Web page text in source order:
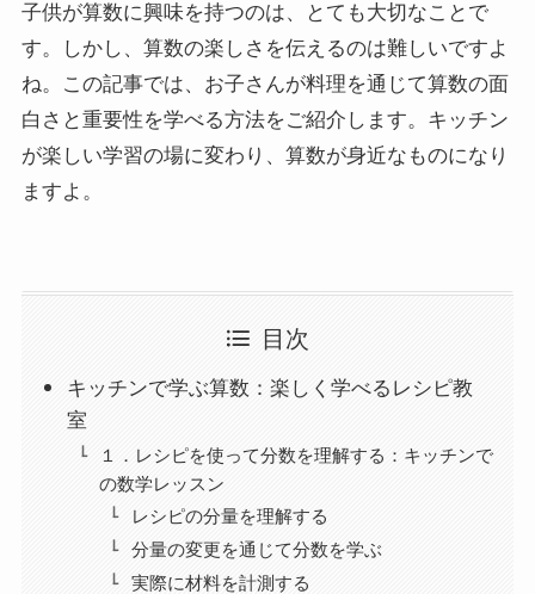
子供が算数に興味を持つのは、とても大切なことで
す。しかし、算数の楽しさを伝えるのは難しいですよ
ね。この記事では、お子さんが料理を通じて算数の面
白さと重要性を学べる方法をご紹介します。キッチン
が楽しい学習の場に変わり、算数が身近なものになり
ますよ。
目次
キッチンで学ぶ算数：楽しく学べるレシピ教
室
１．レシピを使って分数を理解する：キッチンで
の数学レッスン
レシピの分量を理解する
分量の変更を通じて分数を学ぶ
実際に材料を計測する